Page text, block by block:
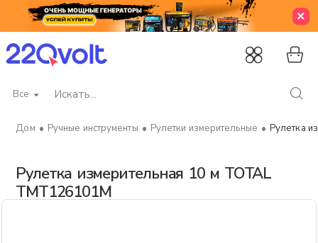
Все
Искать...
Рулетка измерительная 10 м TOTAL
TMT126101M
Ручные инструменты Рулетки измерительные Рулетка